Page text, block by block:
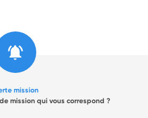
mission
mission qui vous correspond ?